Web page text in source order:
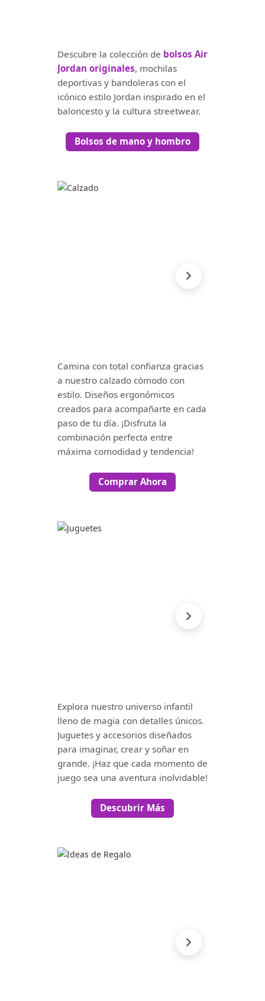
Descubre la colección de bolsos Air
Jordan originales, mochilas
deportivas y bandoleras con el
icónico estilo Jordan inspirado en el
baloncesto y la cultura streetwear.
Bolsos de mano y hombro
Camina con total confianza gracias
a nuestro calzado cómodo con
estilo. Diseños ergonómicos
creados para acompañarte en cada
paso de tu día. ¡Disfruta la
combinación perfecta entre
máxima comodidad y tendencia!
Comprar Ahora
Explora nuestro universo infantil
lleno de magia con detalles únicos.
Juguetes y accesorios diseñados
para imaginar, crear y soñar en
grande. ¡Haz que cada momento de
juego sea una aventura inolvidable!
Descubrir Más